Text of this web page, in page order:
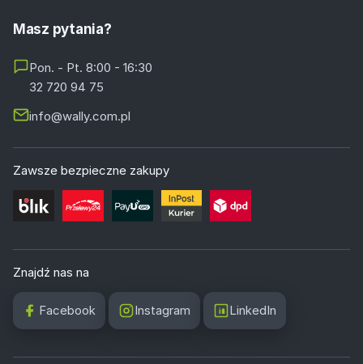
Masz pytania?
Pon. - Pt. 8:00 - 16:30
32 720 94 75
info@wally.com.pl
Zawsze bezpieczne zakupy
Znajdź nas na
Facebook Instagram LinkedIn